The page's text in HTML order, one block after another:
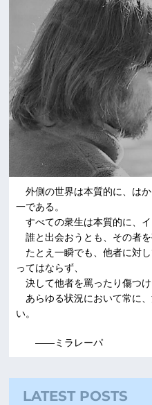
外側の世界は本質的に、は
一である。
すべての衆生は本質的に、イ
誰と出会おうとも、その者を
たとえ一瞬でも、他者に対
ってはならず、
決して他者を罵ったり傷つけ
あらゆる状況において常に
い。
――ミラレーパ
LATEST POSTS